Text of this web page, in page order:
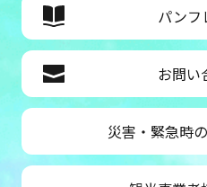
パンフ
お問い
災害・緊急時